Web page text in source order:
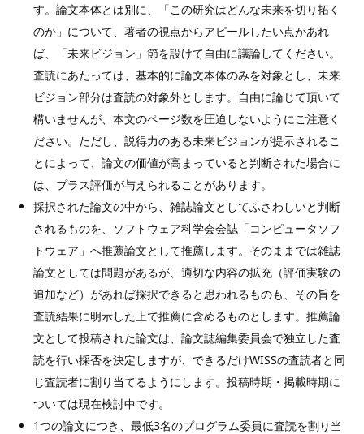
す。論文本体とは別に、「この研究はどんな未来を切り拓く
のか」について、著者の視点からアピールしたい点があれ
ば、「未来ビジョン」節を設けて自由に議論してください。
査読にあたっては、基本的に論文本体のみを対象とし、未来
ビジョン部分は査読の対象外とします。自由に論じて頂いて
構いませんが、本文のページ数を圧迫しないようにご注意く
ださい。ただし、説得力のある未来ビジョンが提示されるこ
とによって、論文の価値が高まっていると判断された場合に
は、プラス評価が与えられることがあります。
採択された論文の中から、雑誌論文としてふさわしいと判断
されるものを、ソフトウェア科学会会誌「コンピュータソフ
トウェア」へ推薦論文として推薦します。そのままでは雑誌
論文としては問題があるが、適切な内容の拡充（評価実験の
追加など）があれば採択できると思われるものも、その旨を
査読結果に明示した上で推薦に含めるものとします。推薦論
文として投稿された論文は、論文誌編集委員会で独立した査
読を行い採否を決定しますが、できるだけWISSの査読者と同
じ査読者に割り当てるようにします。投稿時期・掲載時期に
ついては現在検討中です。
1つの論文につき、最低3名のプログラム委員に査読を割り当